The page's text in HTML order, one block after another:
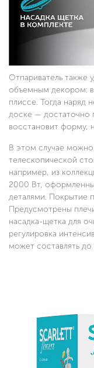
Отпариватель также
объемным декором:
плиссе. Тогда наряд
доске — достаточно
восстановит форму,
В этом случае
телескопической
например, из
2000 Вт,
деталями. Покрытие
Предусмотрены
насадка-щетка для
регулировка
может составлять